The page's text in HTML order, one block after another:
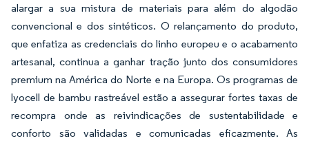
alargar a sua mistura de materiais para além do algodão
convencional e dos sintéticos. O relançamento do produto,
que enfatiza as credenciais do linho europeu e o acabamento
artesanal, continua a ganhar tração junto dos consumidores
premium na América do Norte e na Europa. Os programas de
lyocell de bambu rastreável estão a assegurar fortes taxas de
recompra onde as reivindicações de sustentabilidade e
conforto são validadas e comunicadas eficazmente. As